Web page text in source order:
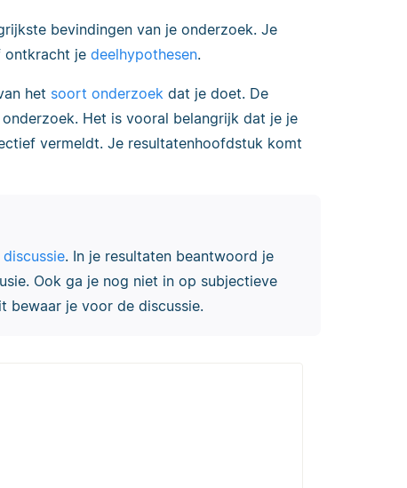
bevindingen van je onderzoek. Je
je deelhypothesen.
het soort onderzoek dat je doet. De
Het is vooral belangrijk dat je je
vermeldt. Je resultatenhoofdstuk komt
discussie. In je resultaten beantwoord je
Ook ga je nog niet in op subjectieve
bewaar je voor de discussie.